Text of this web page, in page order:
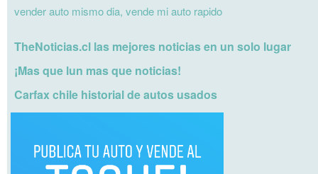
vender auto mismo dia, vende mi auto rapido
TheNoticias.cl las mejores noticias en un solo lugar
¡Mas que lun mas que noticias!
Carfax chile historial de autos usados